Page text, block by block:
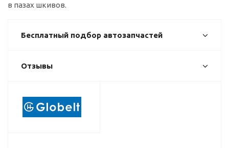
в пазах шкивов.
Бесплатный подбор автозапчастей
Отзывы